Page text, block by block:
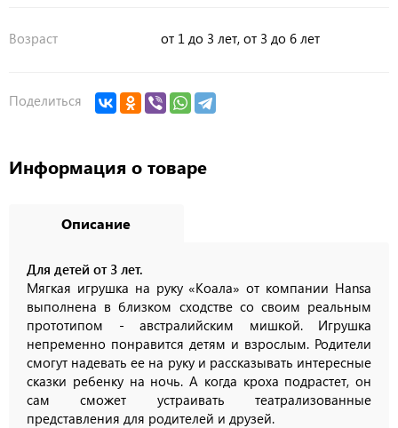
Возраст от 1 до 3 лет, от 3 до 6 лет
Поделиться
Информация о товаре
Описание
Для детей от 3 лет.
Мягкая игрушка на руку «Коала» от компании Hansa
выполнена в близком сходстве со своим реальным
прототипом - австралийским мишкой. Игрушка
непременно понравится детям и взрослым. Родители
смогут надевать ее на руку и рассказывать интересные
сказки ребенку на ночь. А когда кроха подрастет, он
сам сможет устраивать театрализованные
представления для родителей и друзей.